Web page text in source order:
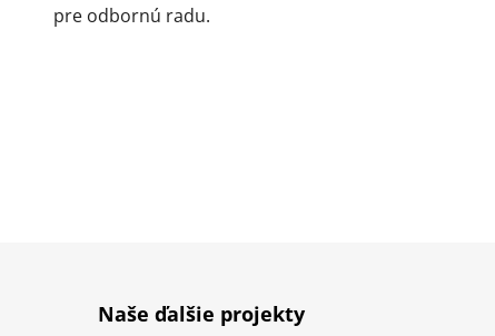
pre odbornú radu.
Naše ďalšie projekty